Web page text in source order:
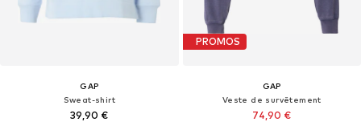
GAP
Sweat-shirt
39,90 €
PROMOS
GAP
Veste de survêtement
74,90 €